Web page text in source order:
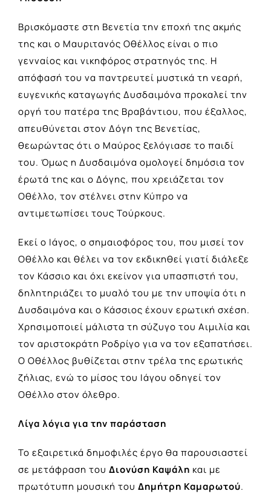
Βρισκόμαστε στη Βενετία την εποχή της ακμής
της και ο Μαυριτανός Οθέλλος είναι ο πιο
γενναίος και νικηφόρος στρατηγός της. Η
απόφασή του να παντρευτεί μυστικά τη νεαρή,
ευγενικής καταγωγής Δυσδαιμόνα προκαλεί την
οργή του πατέρα της Βραβάντιου, που έξαλλος,
απευθύνεται στον Δόγη της Βενετίας,
θεωρώντας ότι ο Μαύρος ξελόγιασε το παιδί
του. Όμως η Δυσδαιμόνα ομολογεί δημόσια τον
έρωτά της και ο Δόγης, που χρειάζεται τον
Οθέλλο, τον στέλνει στην Κύπρο να
αντιμετωπίσει τους Τούρκους.
Εκεί ο Ιάγος, ο σημαιοφόρος του, που μισεί τον
Οθέλλο και θέλει να τον εκδικηθεί γιατί διάλεξε
τον Κάσσιο και όχι εκείνον για υπασπιστή του,
δηλητηριάζει το μυαλό του με την υποψία ότι η
Δυσδαιμόνα και ο Κάσσιος έχουν ερωτική σχέση.
Χρησιμοποιεί μάλιστα τη σύζυγο του Αιμιλία και
τον αριστοκράτη Ροδρίγο για να τον εξαπατήσει.
Ο Οθέλλος βυθίζεται στην τρέλα της ερωτικής
ζήλιας, ενώ το μίσος του Ιάγου οδηγεί τον
Οθέλλο στον όλεθρο.
Λίγα λόγια για την παράσταση
Το εξαιρετικά δημοφιλές έργο θα παρουσιαστεί
σε μετάφραση του Διονύση Καψάλη και με
πρωτότυπη μουσική του Δημήτρη Καμαρωτού.